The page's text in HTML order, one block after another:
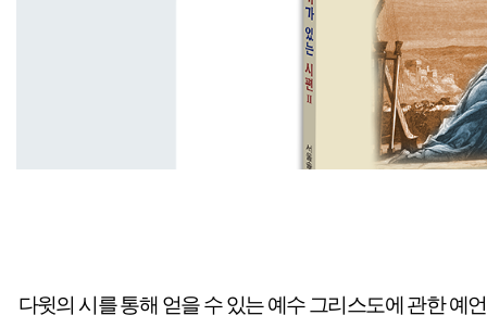
다윗의 시를 통해 얻을 수 있는 예수 그리스도에 관한 예